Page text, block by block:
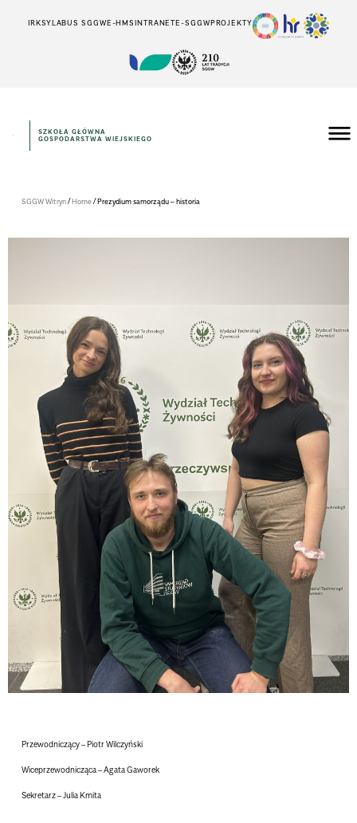
IRKSYLABUS SGGWE-HMSINTRANETE-SGGWPROJEKTY
SZKOŁA GŁÓWNA
GOSPODARSTWA WIEJSKIEGO
SGGW Witryn/Home/Prezydium samorządu – historia
Przewodniczący – Piotr Wilczyński
Wiceprzewodnicząca –Agata Gaworek
Sekretarz –Julia Kmita